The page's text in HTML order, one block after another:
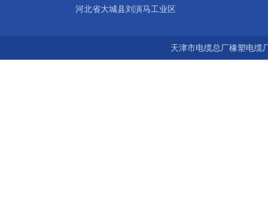
河北省大城县刘演马工业区
天津市电缆总厂橡塑电